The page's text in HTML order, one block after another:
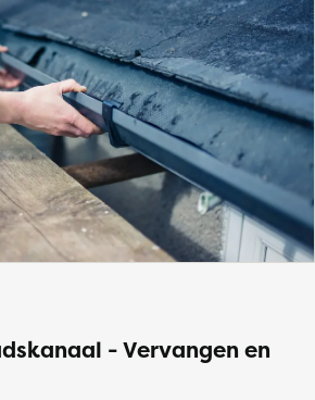
- Vervangen en